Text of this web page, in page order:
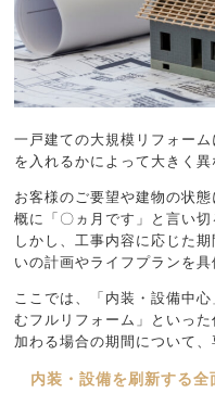
一戸建ての大規模リフォー
を入れるかによって大きく異
お客様のご要望や建物の状
概に「〇ヵ月です」と言い切
しかし、工事内容に応じた
いの計画やライフプランを
ここでは、「内装・設備中
むフルリフォーム」といっ
加わる場合の期間について
内装・設備を刷新する